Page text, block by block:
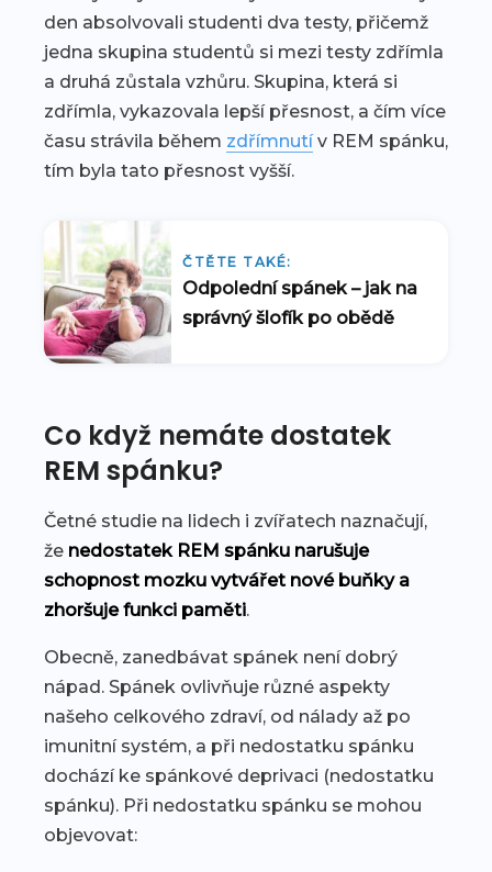
den absolvovali studenti dva testy, přičemž
jedna skupina studentů si mezi testy zdřímla
a druhá zůstala vzhůru. Skupina, která si
zdřímla, vykazovala lepší přesnost, a čím více
času strávila během zdřímnutív REM spánku,
tím byla tato přesnost vyšší.
ČTĚTE TAKÉ:
Odpolední spánek – jak na
správný šlofík po obědě
Co když nemáte dostatek
REM spánku?
Četné studie na lidech i zvířatech naznačují,
že nedostatek REM spánku narušuje
schopnost mozku vytvářet nové buňky a
zhoršuje funkci paměti.
Obecně, zanedbávat spánek není dobrý
nápad. Spánek ovlivňuje různé aspekty
našeho celkového zdraví, od nálady až po
imunitní systém, a při nedostatku spánku
dochází ke spánkové deprivaci (nedostatku
spánku). Při nedostatku spánku se mohou
objevovat: